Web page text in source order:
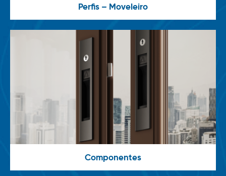
Perfis – Moveleiro
Componentes